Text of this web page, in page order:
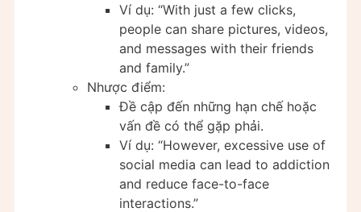
Ví dụ: “With just a few clicks,
people can share pictures, videos,
and messages with their friends
and family.”
Nhược điểm:
Đề cập đến những hạn chế hoặc
vấn đề có thể gặp phải.
Ví dụ: “However, excessive use of
social media can lead to addiction
and reduce face-to-face
interactions.”